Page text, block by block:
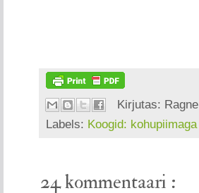
Kirjutas: Ragne
Labels: Koogid: kohupiimaga
24 kommentaari :